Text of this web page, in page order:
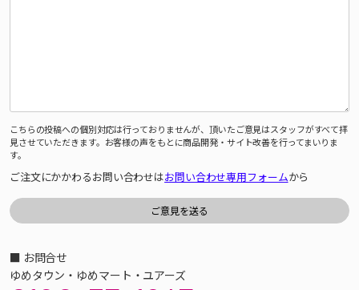
こちらの投稿への個別対応は行っておりませんが、頂いたご意見はスタッフがすべて拝
見させていただきます。お客様の声をもとに商品開発・サイト改善を行ってまいりま
す。
ご注文にかかわるお問い合わせはお問い合わせ専用フォームから
■ お問合せ
ゆめタウン・ゆめマート・ユアーズ